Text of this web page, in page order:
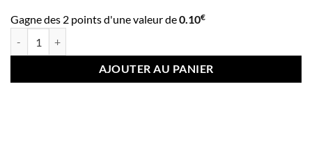
Gagne des 2 points d'une valeur de0.10€
AJOUTER AU PANIER